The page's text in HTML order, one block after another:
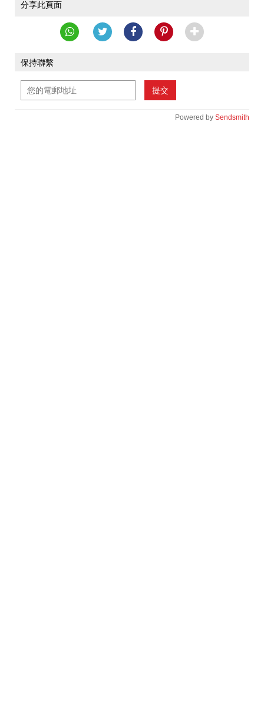
分享此頁面
保持聯繫
提交
Powered by Sendsmith